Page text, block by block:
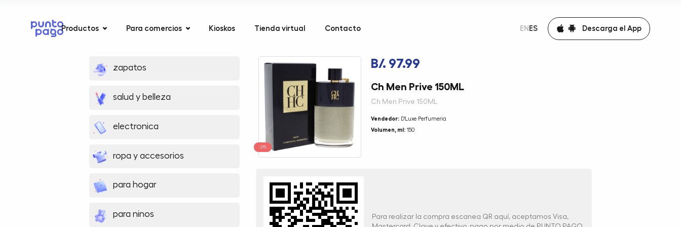
Productos Para comercios Kioskos Tienda virtual Contacto EN ES Descarga el App
zapatos
salud y belleza
electronica
ropa y accesorios
para hogar
para ninos
-21%
B/. 97.99
Ch Men Prive 150ML
Ch Men Prive 150ML
Vendedor:D'Luxe Perfumeria
Volumen, ml:150
Para realizar la compra escanea QR aquí, aceptamos Visa,